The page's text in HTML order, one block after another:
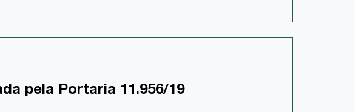
pela Portaria 11.956/19